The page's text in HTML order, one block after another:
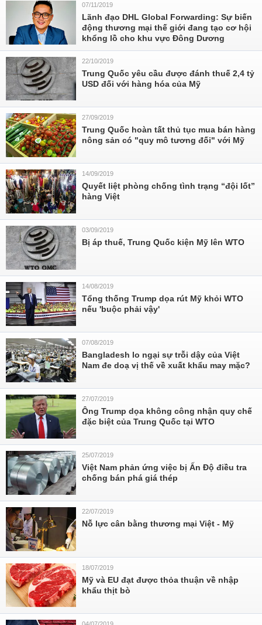
07/11/2019
Lãnh đạo DHL Global Forwarding: Sự biến
động thương mại thế giới đang tạo cơ hội
khổng lồ cho khu vực Đông Dương
22/10/2019
Trung Quốc yêu cầu được đánh thuế 2,4 tỷ
USD đối với hàng hóa của Mỹ
27/09/2019
Trung Quốc hoàn tất thủ tục mua bán hàng
nông sản có "quy mô tương đối" với Mỹ
14/09/2019
Quyết liệt phòng chống tình trạng “đội lốt”
hàng Việt
03/09/2019
Bị áp thuế, Trung Quốc kiện Mỹ lên WTO
14/08/2019
Tổng thống Trump dọa rút Mỹ khỏi WTO
nếu 'buộc phải vậy'
07/08/2019
Bangladesh lo ngại sự trỗi dậy của Việt
Nam đe doạ vị thế về xuất khẩu may mặc?
27/07/2019
Ông Trump dọa không công nhận quy chế
đặc biệt của Trung Quốc tại WTO
25/07/2019
Việt Nam phản ứng việc bị Ấn Độ điều tra
chống bán phá giá thép
22/07/2019
Nỗ lực cân bằng thương mại Việt - Mỹ
18/07/2019
Mỹ và EU đạt được thỏa thuận về nhập
khẩu thịt bò